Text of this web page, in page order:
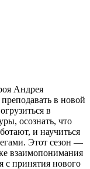
Андрея
в новой
в
осознать, что
и научиться
Этот сезон —
взаимопонимания
с принятия нового